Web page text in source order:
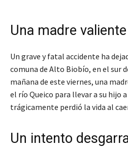
Una madre
Un grave y fatal accidente ha
comuna de Alto Biobío, en el sur
mañana de este viernes, una
el río Queico para llevar a su hijo
trágicamente perdió la vida al
Un intento